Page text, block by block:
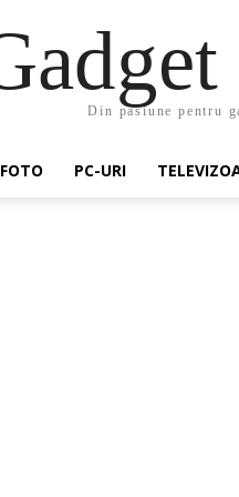
Din pasiune pentru
PC-URI